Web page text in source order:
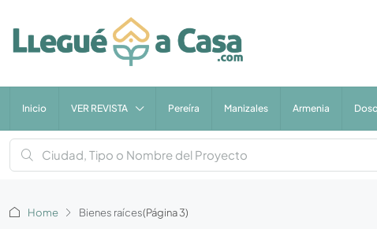
Inicio VER REVISTA Pereíra Manizales Armenia
Home Bienes raíces(Página 3)